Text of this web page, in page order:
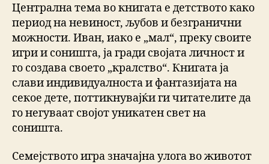
Централна тема во книгата е детството како
период на невиност, љубов и безгранични
можности. Иван, иако е „мал“, преку своите
игри и соништа, ја гради својата личност и
го создава своето „кралство“. Книгата ја
слави индивидуалноста и фантазијата на
секое дете, поттикнувајќи ги читателите да
го негуваат својот уникатен свет на
соништа.
Семејството игра значајна улога во животот